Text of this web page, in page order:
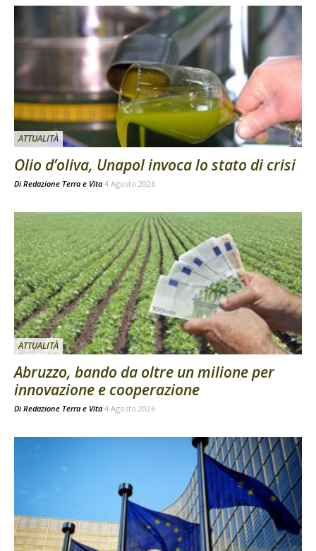
ATTUALITÀ
Olio d’oliva, Unapol invoca lo stato di crisi
Di Redazione Terra e Vita 4 Agosto 2026
ATTUALITÀ
Abruzzo, bando da oltre un milione per
innovazione e cooperazione
Di Redazione Terra e Vita 4 Agosto 2026